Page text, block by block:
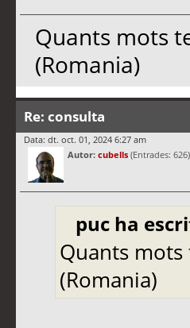
Quants mots
(Romania)
Re: consulta
Data: dt. oct. 01, 2024 6:27 am
Autor: cubells (Entrades: 626)
puc ha
Quants
(Romania)